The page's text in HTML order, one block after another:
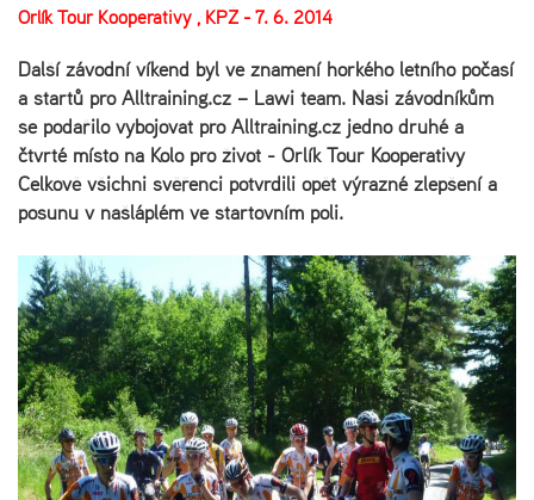
Orlík Tour Kooperativy , KPŽ - 7. 6. 2014
Další závodní víkend byl ve znamení horkého letního počasí
a startů pro Alltraining.cz – Lawi team. Naši závodníkům
se podařilo vybojovat pro Alltraining.cz jedno druhé a
čtvrté místo na Kolo pro život - Orlík Tour Kooperativy
Celkově všichni svěřenci potvrdili opět výrazné zlepšení a
posunu v našláplém ve startovním poli.